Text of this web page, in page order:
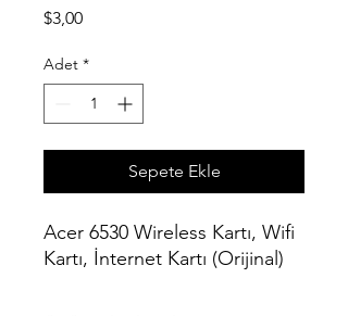
$3,00Fiyat
Adet *
Sepete Ekle
Acer 6530 Wireless Kartı, Wifi
Kartı, İnternet Kartı (Orijinal)